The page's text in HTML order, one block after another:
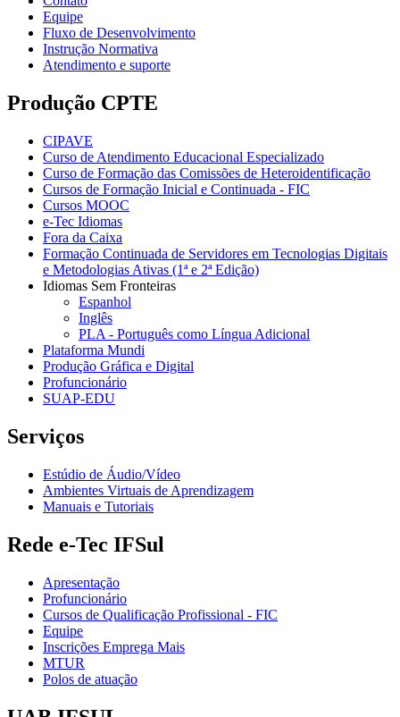
Equipe
Fluxo de Desenvolvimento
Instrução Normativa
Atendimento e suporte
Produção CPTE
CIPAVE
Curso de Atendimento Educacional Especializado
Curso de Formação das Comissões de Heteroidentificação
Cursos de Formação Inicial e Continuada - FIC
Cursos MOOC
e-Tec Idiomas
Fora da Caixa
Formação Continuada de Servidores em Tecnologias Digitais
e Metodologias Ativas (1ª e 2ª Edição)
Idiomas Sem Fronteiras
Espanhol
Inglês
PLA - Português como Língua Adicional
Plataforma Mundi
Produção Gráfica e Digital
Profuncionário
SUAP-EDU
Serviços
Estúdio de Áudio/Vídeo
Ambientes Virtuais de Aprendizagem
Manuais e Tutoriais
Rede e-Tec IFSul
Apresentação
Profuncionário
Cursos de Qualificação Profissional - FIC
Equipe
Inscrições Emprega Mais
MTUR
Polos de atuação